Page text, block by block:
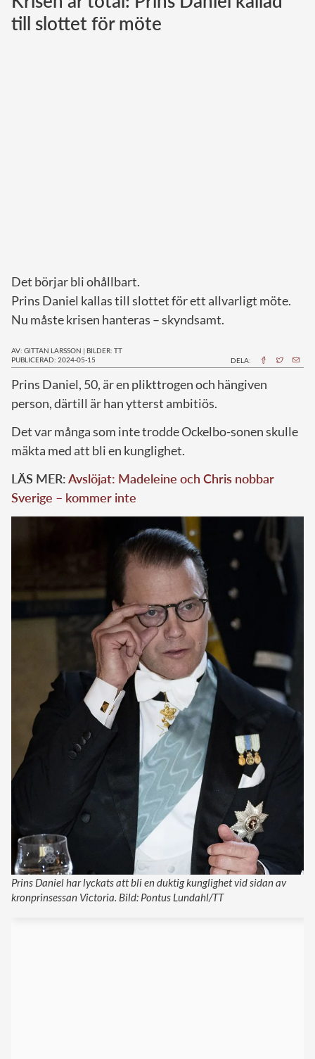
Norska kungahuset
till slottet för möte
Det börjar bli ohållbart.
Prins Daniel kallas till slottet för ett allvarligt möte.
Nu måste krisen hanteras – skyndsamt.
AV: GITTAN LARSSON | BILDER: TT
PUBLICERAD: 2024-05-15
DELA:
Prins Daniel, 50, är en plikttrogen och hängiven
person, därtill är han ytterst ambitiös.
Det var många som inte trodde Ockelbo-sonen skulle
mäkta med att bli en kunglighet.
LÄS MER:Avslöjat: Madeleine och Chris nobbar
Sverige – kommer inte
Prins Daniel har lyckats att bli en duktig kunglighet vid sidan av
kronprinsessan Victoria. Bild: Pontus Lundahl/TT